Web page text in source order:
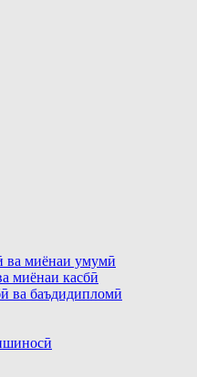
ва миёнаи умумӣ
миёнаи касбӣ
ва баъдидипломӣ